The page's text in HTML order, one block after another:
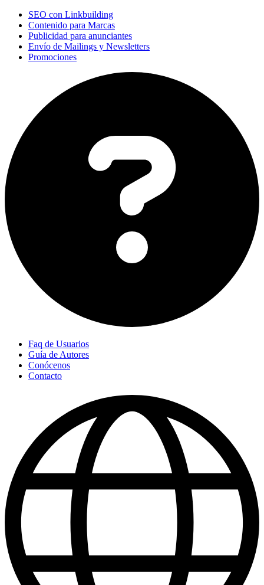
SEO con Linkbuilding
Contenido para Marcas
Publicidad para anunciantes
Envío de Mailings y Newsletters
Promociones
Faq de Usuarios
Guía de Autores
Conócenos
Contacto